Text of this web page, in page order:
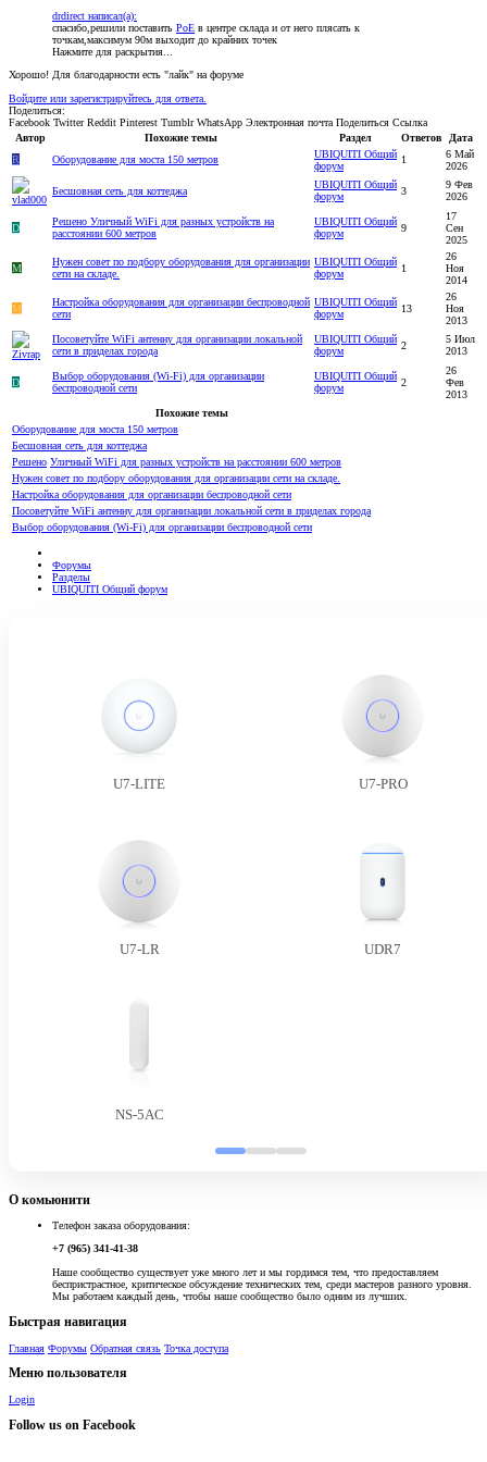
drdirect написал(а):
спасибо,решили поставить PoE в центре склада и от него плясать к
точкам,максимум 90м выходит до крайних точек
Нажмите для раскрытия...
Хорошо! Для благодарности есть "лайк" на форуме
Войдите или зарегистрируйтесь для ответа.
Поделиться:
Facebook Twitter Reddit Pinterest Tumblr WhatsApp Электронная почта Поделиться Ссылка
Автор
Похожие темы Раздел Ответов
Дата
R
Оборудование для моста 150 метров
UBIQUITI Общий
форум
1
6 Май
2026
Бесшовная сеть для коттеджа
UBIQUITI Общий
форум
3
9 Фев
2026
D
Решено Уличный WiFi для разных устройств на
расстоянии 600 метров
UBIQUITI Общий
форум
9
17
Сен
2025
M
Нужен совет по подбору оборудования для организации
сети на складе.
UBIQUITI Общий
форум
1
26
Ноя
2014
M
Настройка оборудования для организации беспроводной
сети
UBIQUITI Общий
форум
13
26
Ноя
2013
Посоветуйте WiFi антенну для организации локальной
сети в приделах города
UBIQUITI Общий
форум
2
5 Июл
2013
D
Выбор оборудования (Wi-Fi) для организации
беспроводной сети
UBIQUITI Общий
форум
2
26
Фев
2013
Похожие темы
Оборудование для моста 150 метров
Бесшовная сеть для коттеджа
Решено Уличный WiFi для разных устройств на расстоянии 600 метров
Нужен совет по подбору оборудования для организации сети на складе.
Настройка оборудования для организации беспроводной сети
Посоветуйте WiFi антенну для организации локальной сети в приделах города
Выбор оборудования (Wi-Fi) для организации беспроводной сети
Форумы
Разделы
UBIQUITI Общий форум
U7-LITE U7-PRO
U7-LR UDR7
NS-5AC
О комьюнити
Телефон заказа оборудования:
+7 (965) 341-41-38
Наше сообщество существует уже много лет и мы гордимся тем, что предоставляем
беспристрастное, критическое обсуждение технических тем, среди мастеров разного уровня.
Мы работаем каждый день, чтобы наше сообщество было одним из лучших.
Быстрая навигация
Главная Форумы Обратная связь Точка доступа
Меню пользователя
Login
Follow us on Facebook